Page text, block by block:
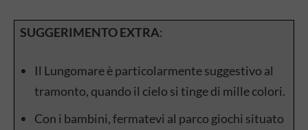
SUGGERIMENTO EXTRA:
Il Lungomare è particolarmente suggestivo al
tramonto, quando il cielo si tinge di mille colori.
Con i bambini, fermatevi al parco giochi situato